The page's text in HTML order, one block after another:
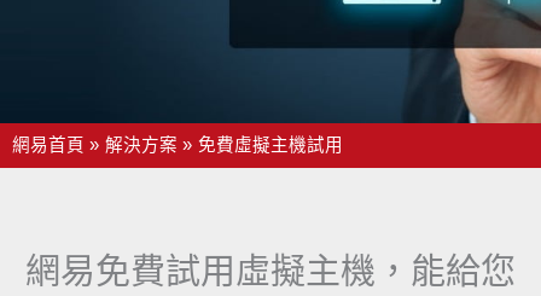
網易首頁 解決方案 免費虛擬主機試用
網易免費試用虛擬主機，能給您